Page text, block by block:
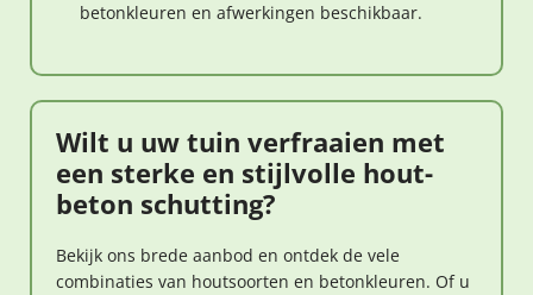
betonkleuren en afwerkingen beschikbaar.
Wilt u uw tuin verfraaien met
een sterke en stijlvolle hout-
beton schutting?
Bekijk ons brede aanbod en ontdek de vele
combinaties van houtsoorten en betonkleuren. Of u